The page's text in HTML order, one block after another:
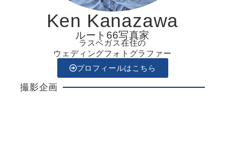
Ken Kanazawa
ルート66写真家
ラスベガス在住の
ウェディングフォトグラファー
プロフィールはこちら
撮影企画